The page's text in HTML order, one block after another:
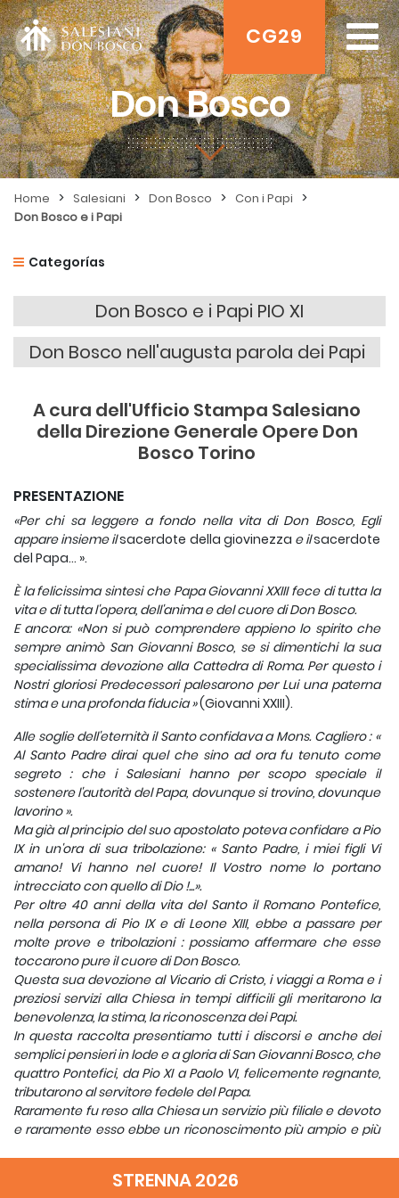
CG29
Don Bosco
Home > Salesiani > Don Bosco > Con i Papi >
Don Bosco e i Papi
Categorías
Don Bosco e i Papi PIO XI
Don Bosco nell'augusta parola dei Papi
A cura dell'Ufficio Stampa Salesiano
della Direzione Generale Opere Don
Bosco Torino
PRESENTAZIONE
«Per chi sa leggere a fondo nella vita di Don Bosco, Egli
appare insieme ilsacerdote della giovinezza e ilsacerdote
del Papa... ».
È la felicissima sintesi che Papa Giovanni XXIII fece di tutta la
vita e di tutta l'opera, dell'anima e del cuore di Don Bosco.
E ancora: «Non si può comprendere appieno lo spirito che
sempre animò San Giovanni Bosco, se si dimentichi la sua
specialissima devozione alla Cattedra di Roma. Per questo i
Nostri gloriosi Predecessori palesarono per Lui una paterna
stima e una profonda fiducia »(Giovanni XXIII).
Alle soglie dell'eternità il Santo confidava a Mons. Cagliero : «
Al Santo Padre dirai quel che sino ad ora fu tenuto come
segreto : che i Salesiani hanno per scopo speciale il
sostenere l'autorità del Papa, dovunque si trovino, dovunque
lavorino ».
Ma già al principio del suo apostolato poteva confidare a Pio
IX in un'ora di sua tribolazione: « Santo Padre, i miei figli Vi
amano! Vi hanno nel cuore! Il Vostro nome lo portano
intrecciato con quello di Dio !...».
Per oltre 40 anni della vita del Santo il Romano Pontefice,
nella persona di Pio IX e di Leone XIII, ebbe a passare per
molte prove e tribolazioni : possiamo affermare che esse
toccarono pure il cuore di Don Bosco.
Questa sua devozione al Vicario di Cristo, i viaggi a Roma e i
preziosi servizi alla Chiesa in tempi difficili gli meritarono la
benevolenza, la stima, la riconoscenza dei Papi.
In questa raccolta presentiamo tutti i discorsi e anche dei
semplici pensieri in lode e a gloria di San Giovanni Bosco, che
quattro Pontefici, da Pio XI a Paolo VI, felicemente regnante,
tributarono al servitore fedele del Papa.
Raramente fu reso alla Chiesa un servizio più filiale e devoto
e raramente esso ebbe un riconoscimento più ampio e più
DON AMEDEO RODINÒSTRENNA 2026